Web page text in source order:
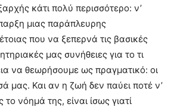
κάτι πολύ περισσότερο: ν’
μιας παράπλευρης
που να ξεπερνά τις βασικές
μας συνήθειες για το τι
να θεωρήσουμε ως πραγματικό: οι
μας. Και αν η ζωή δεν παύει ποτέ ν’
νόημά της, είναι ίσως γιατί